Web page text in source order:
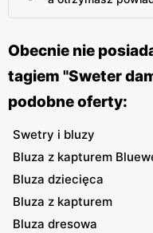
Obecnie nie
tagiem "Sweter
podobne oferty:
Swetry i bluzy
Bluza z kapturem
Bluza dziecięca
Bluza z kapturem
Bluza dresowa